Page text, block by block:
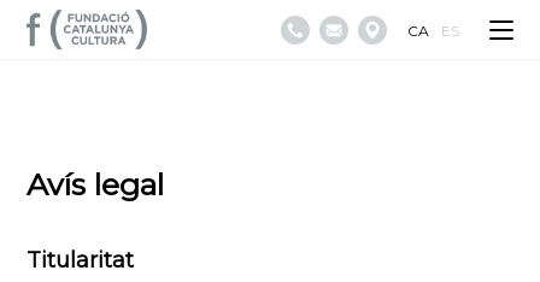
CA ES
Avís legal
Titularitat